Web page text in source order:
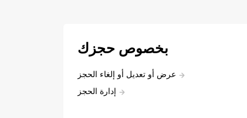
بخصوص حجزك
عرض أو تعديل أو إلغاء الحجز
إدارة الحجز